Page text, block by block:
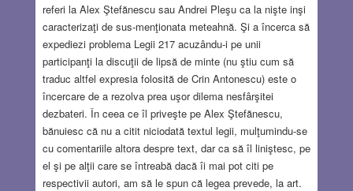
referi la Alex Ştefănescu sau Andrei Pleşu ca la nişte inşi
caracterizaţi de sus-menţionata meteahnă. Şi a încerca să
expediezi problema Legii 217 acuzându-i pe unii
participanţi la discuţii de lipsă de minte (nu ştiu cum să
traduc altfel expresia folosită de Crin Antonescu) este o
încercare de a rezolva prea uşor dilema nesfârşitei
dezbateri. În ceea ce îl priveşte pe Alex Ştefănescu,
bănuiesc că nu a citit niciodată textul legii, mulţumindu-se
cu comentariile altora despre text, dar ca să îl liniştesc, pe
el şi pe alţii care se întreabă dacă îi mai pot citi pe
respectivii autori, am să le spun că legea prevede, la art.